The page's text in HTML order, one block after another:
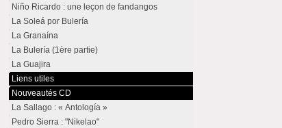
Niño Ricardo : une leçon de fandangos
La Soleá por Bulería
La Granaína
La Bulería (1ère partie)
La Guajira
Liens utiles
Nouveautés CD
La Sallago : « Antología »
Pedro Sierra : "Nikelao"